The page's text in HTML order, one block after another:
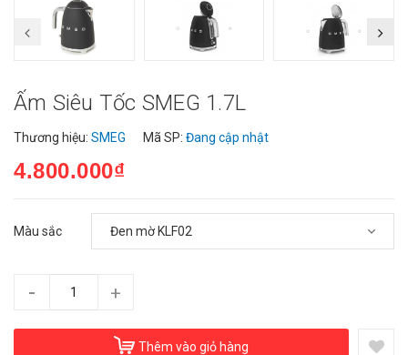
Ấm Siêu Tốc SMEG 1.7L
Thương hiệu: SMEG Mã SP: Đang cập nhật
4.800.000₫
Màu sắc
- +
Thêm vào giỏ hàng